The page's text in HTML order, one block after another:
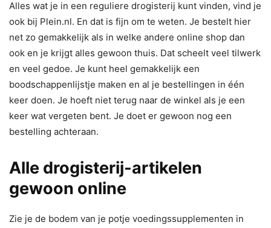
Alles wat je in een reguliere drogisterij kunt vinden, vind je
ook bij Plein.nl. En dat is fijn om te weten. Je bestelt hier
net zo gemakkelijk als in welke andere online shop dan
ook en je krijgt alles gewoon thuis. Dat scheelt veel tilwerk
en veel gedoe. Je kunt heel gemakkelijk een
boodschappenlijstje maken en al je bestellingen in één
keer doen. Je hoeft niet terug naar de winkel als je een
keer wat vergeten bent. Je doet er gewoon nog een
bestelling achteraan.
Alle drogisterij-artikelen
gewoon online
Zie je de bodem van je potje voedingssupplementen in